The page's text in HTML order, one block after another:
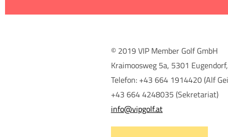
© 2019 VIP Member Golf GmbH
Kraimoosweg 5a, 5301
Telefon: +43 664 1914420 (Alf
+43 664 4248035 (Sekretariat)
info@vipgolf.at